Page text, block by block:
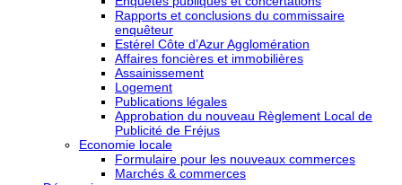
Rapports et conclusions du commissaire
enquêteur
Estérel Côte d’Azur Agglomération
Affaires foncières et immobilières
Assainissement
Logement
Publications légales
Approbation du nouveau Règlement Local de
Publicité de Fréjus
Economie locale
Formulaire pour les nouveaux commerces
Marchés & commerces